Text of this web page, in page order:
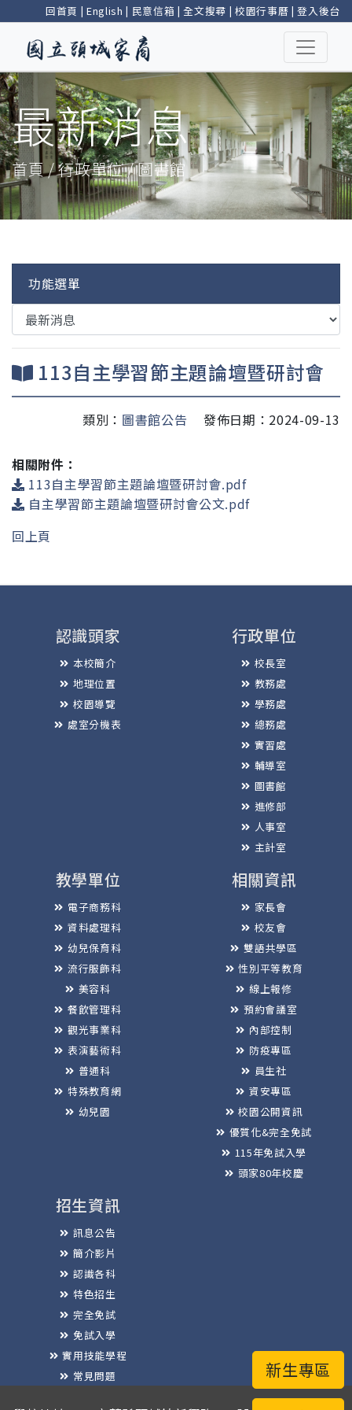
回首頁 | English | 民意信箱 |全文搜尋 | 校園行事曆 |登入後台
最新消息
首頁 / 行政單位 / 圖書館
功能選單
113自主學習節主題論壇暨研討會
類別： 圖書館公告 發佈日期：2024-09-13
相關附件：
113自主學習節主題論壇暨研討會.pdf
自主學習節主題論壇暨研討會公文.pdf
回上頁
新生專區
認識頭家
本校簡介
地理位置
校園導覽
處室分機表
行政單位
校長室
教務處
學務處
總務處
實習處
輔導室
圖書館
進修部
人事室
主計室
教學單位
電子商務科
資料處理科
幼兒保育科
流行服飾科
美容科
餐飲管理科
觀光事業科
表演藝術科
普通科
特殊教育網
幼兒園
相關資訊
家長會
校友會
雙語共學區
性別平等教育
線上報修
預約會議室
內部控制
防疫專區
員生社
資安專區
校園公開資訊
優質化&完全免試
115年免試入學
頭家80年校慶
招生資訊
訊息公告
簡介影片
認識各科
特色招生
完全免試
免試入學
實用技能學程
常見問題